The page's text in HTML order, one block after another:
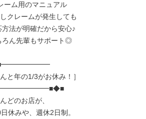
ーム用のマニュアル
クレームが発生しても
んと年の1/3がお休み！］
どのお店が、
休みや、週休2日制。